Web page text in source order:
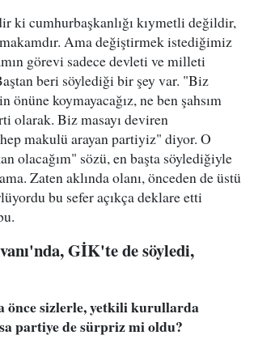
ki cumhurbaşkanlığı kıymetli değildir,
Ama değiştirmek istediğimiz
görevi sadece devleti ve milleti
beri söylediği bir şey var. "Biz
koymayacağız, ne ben şahsım
olarak. Biz masayı deviren
makulü arayan partiyiz" diyor. O
olacağım" sözü, en başta söylediğiyle
Zaten aklında olanı, önceden de üstü
bu sefer açıkça deklare etti
GİK'te de söyledi,
önce sizlerle, yetkili kurullarda
partiye de sürpriz mi oldu?